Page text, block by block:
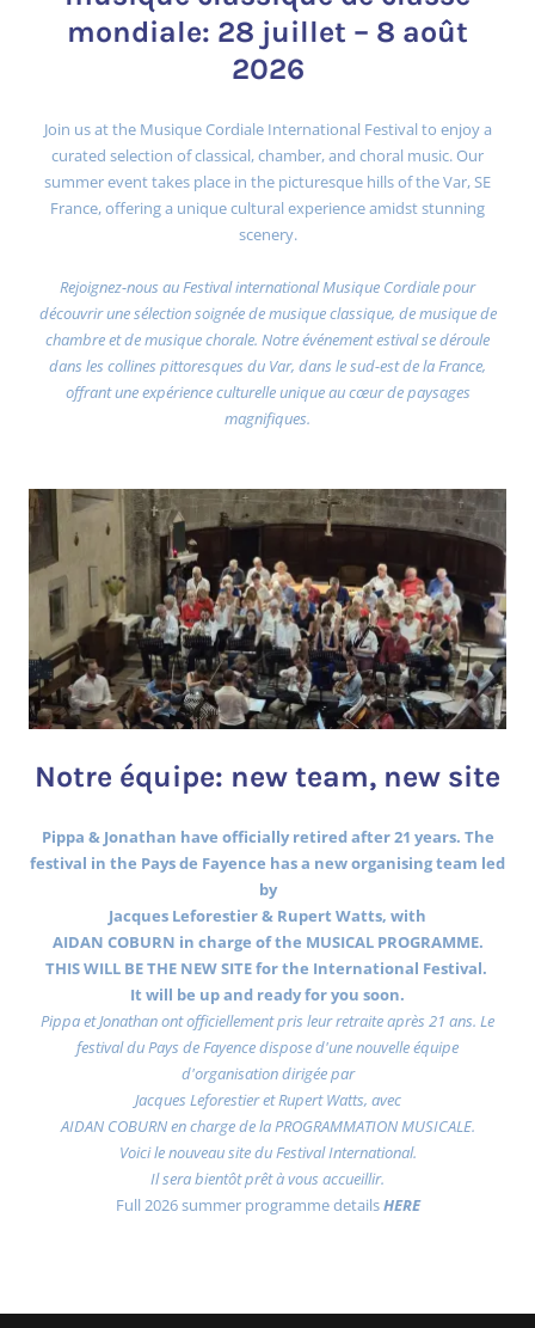
mondiale: 28 juillet – 8 août
2026
Join us at the Musique Cordiale International Festival to enjoy a
curated selection of classical, chamber, and choral music. Our
summer event takes place in the picturesque hills of the Var, SE
France, offering a unique cultural experience amidst stunning
scenery.
Rejoignez-nous au Festival international Musique Cordiale pour
découvrir une sélection soignée de musique classique, de musique de
chambre et de musique chorale. Notre événement estival se déroule
dans les collines pittoresques du Var, dans le sud-est de la France,
offrant une expérience culturelle unique au cœur de paysages
magnifiques.
Notre équipe: new team, new site
Pippa & Jonathan have officially retired after 21 years. The
festival in the Pays de Fayence has a new organising team led
by
Jacques Leforestier & Rupert Watts, with
AIDAN COBURN in charge of the MUSICAL PROGRAMME.
THIS WILL BE THE NEW SITE for the International Festival.
It will be up and ready for you soon.
Pippa et Jonathan ont officiellement pris leur retraite après 21 ans. Le
festival du Pays de Fayence dispose d'une nouvelle équipe
d'organisation dirigée par
Jacques Leforestier et Rupert Watts, avec
AIDAN COBURN en charge de la PROGRAMMATION MUSICALE.
Voici le nouveau site du Festival International.
Il sera bientôt prêt à vous accueillir.
Full 2026 summer programme detailsHERE